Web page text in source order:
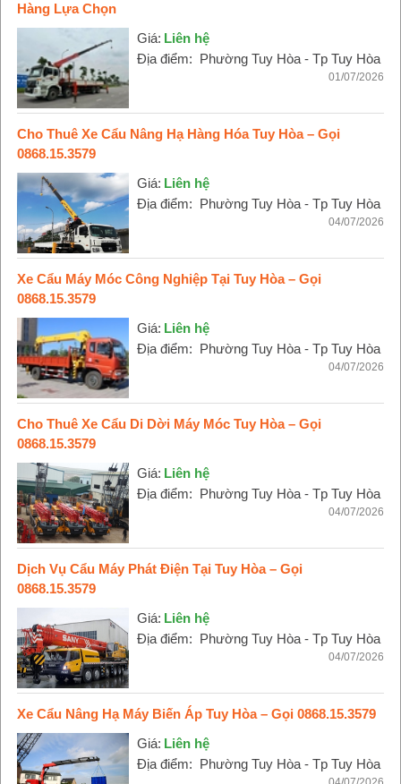
Hàng Lựa Chọn
Giá: Liên hệ
Địa điểm: Phường Tuy Hòa - Tp Tuy Hòa
01/07/2026
Cho Thuê Xe Cẩu Nâng Hạ Hàng Hóa Tuy Hòa – Gọi
0868.15.3579
Giá: Liên hệ
Địa điểm: Phường Tuy Hòa - Tp Tuy Hòa
04/07/2026
Xe Cẩu Máy Móc Công Nghiệp Tại Tuy Hòa – Gọi
0868.15.3579
Giá: Liên hệ
Địa điểm: Phường Tuy Hòa - Tp Tuy Hòa
04/07/2026
Cho Thuê Xe Cẩu Di Dời Máy Móc Tuy Hòa – Gọi
0868.15.3579
Giá: Liên hệ
Địa điểm: Phường Tuy Hòa - Tp Tuy Hòa
04/07/2026
Dịch Vụ Cẩu Máy Phát Điện Tại Tuy Hòa – Gọi
0868.15.3579
Giá: Liên hệ
Địa điểm: Phường Tuy Hòa - Tp Tuy Hòa
04/07/2026
Xe Cẩu Nâng Hạ Máy Biến Áp Tuy Hòa – Gọi 0868.15.3579
Giá: Liên hệ
Địa điểm: Phường Tuy Hòa - Tp Tuy Hòa